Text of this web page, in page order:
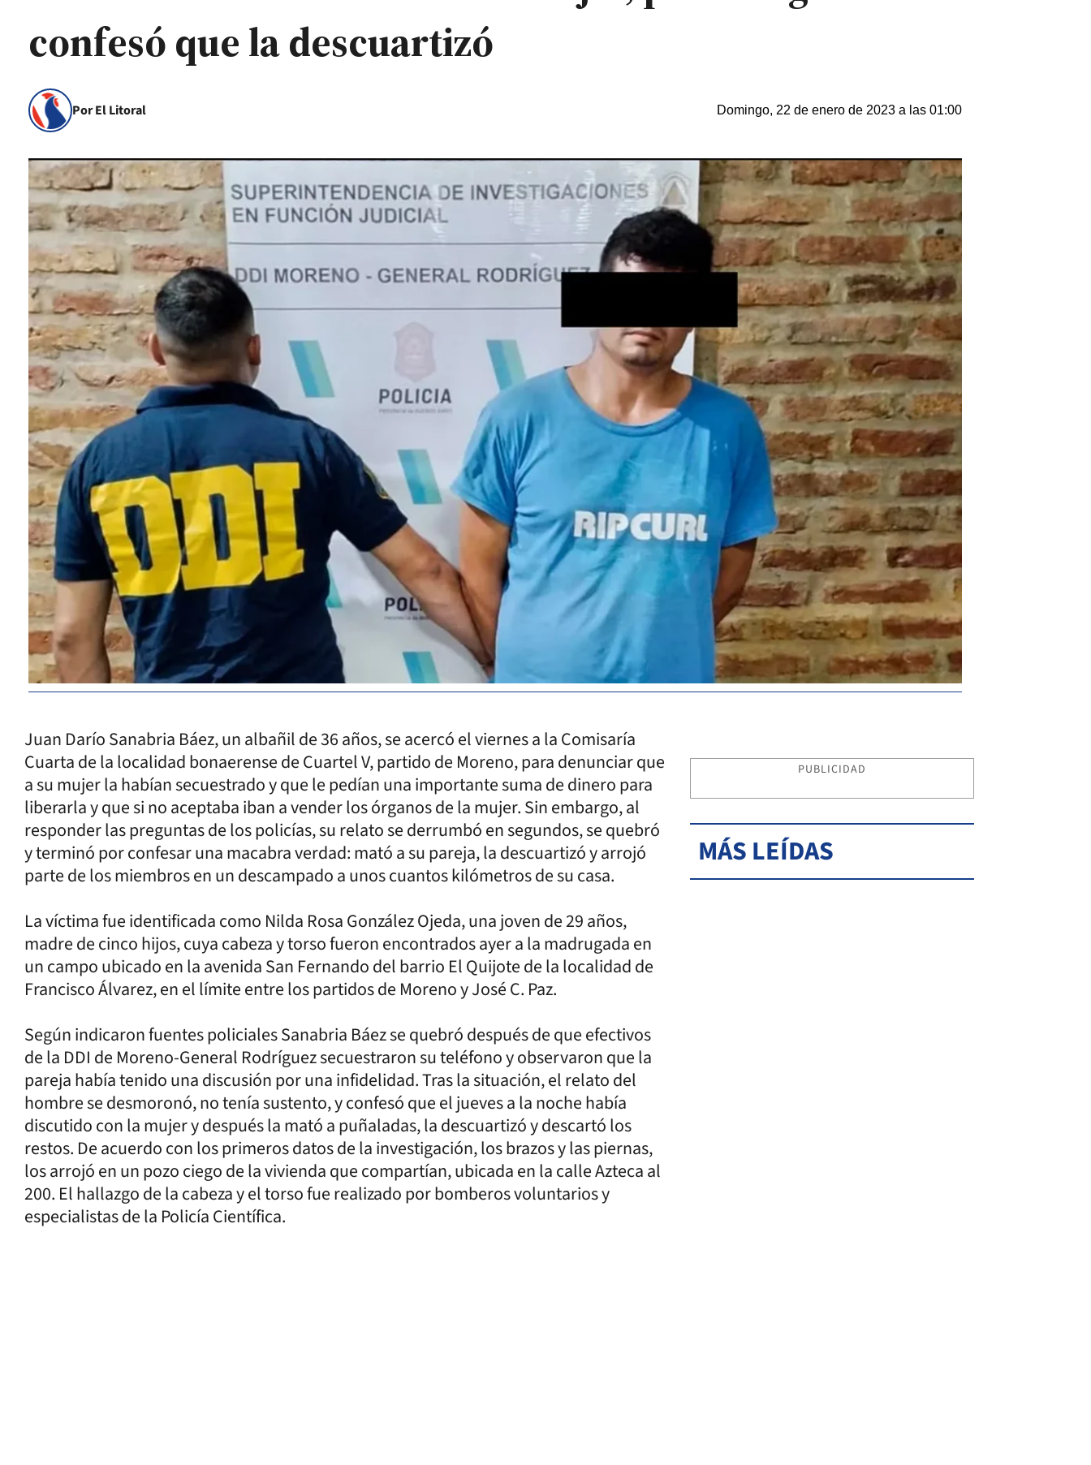
confesó que la descuartizó
Por El Litoral Domingo, 22 de enero de 2023 a las 01:00
Juan Darío Sanabria Báez, un albañil de 36 años, se acercó el viernes a la Comisaría
Cuarta de la localidad bonaerense de Cuartel V, partido de Moreno, para denunciar que
a su mujer la habían secuestrado y que le pedían una importante suma de dinero para
liberarla y que si no aceptaba iban a vender los órganos de la mujer. Sin embargo, al
responder las preguntas de los policías, su relato se derrumbó en segundos, se quebró
y terminó por confesar una macabra verdad: mató a su pareja, la descuartizó y arrojó
parte de los miembros en un descampado a unos cuantos kilómetros de su casa.
La víctima fue identificada como Nilda Rosa González Ojeda, una joven de 29 años,
madre de cinco hijos, cuya cabeza y torso fueron encontrados ayer a la madrugada en
un campo ubicado en la avenida San Fernando del barrio El Quijote de la localidad de
Francisco Álvarez, en el límite entre los partidos de Moreno y José C. Paz.
Según indicaron fuentes policiales Sanabria Báez se quebró después de que efectivos
de la DDI de Moreno-General Rodríguez secuestraron su teléfono y observaron que la
pareja había tenido una discusión por una infidelidad. Tras la situación, el relato del
hombre se desmoronó, no tenía sustento, y confesó que el jueves a la noche había
discutido con la mujer y después la mató a puñaladas, la descuartizó y descartó los
restos. De acuerdo con los primeros datos de la investigación, los brazos y las piernas,
los arrojó en un pozo ciego de la vivienda que compartían, ubicada en la calle Azteca al
200. El hallazgo de la cabeza y el torso fue realizado por bomberos voluntarios y
especialistas de la Policía Científica.
PUBLICIDAD
MÁS LEÍDAS